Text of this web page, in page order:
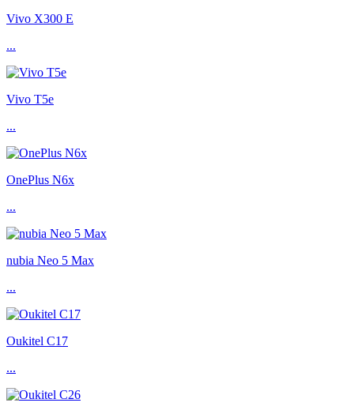
Vivo X300 E
...
Vivo T5e
...
OnePlus N6x
...
nubia Neo 5 Max
...
Oukitel C17
...